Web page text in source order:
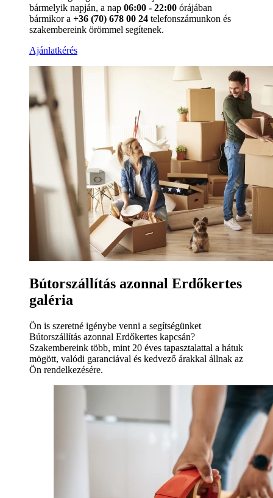
bármelyik napján, a nap 06:00 - 22:00 órájában
bármikor a +36 (70) 678 00 24 telefonszámunkon és
szakembereink örömmel segítenek.
Ajánlatkérés
Bútorszállítás azonnal Erdőkertes
galéria
Ön is szeretné igénybe venni a segítségünket
Bútorszállítás azonnal Erdőkertes kapcsán?
Szakembereink több, mint 20 éves tapasztalattal a hátuk
mögött, valódi garanciával és kedvező árakkal állnak az
Ön rendelkezésére.